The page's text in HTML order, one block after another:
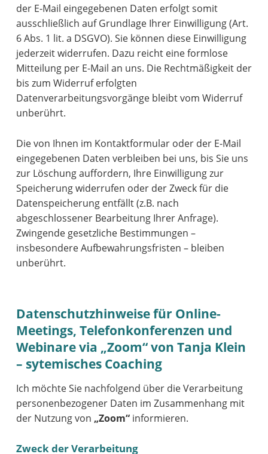
der E-Mail eingegebenen Daten erfolgt somit
ausschließlich auf Grundlage Ihrer Einwilligung (Art.
6 Abs. 1 lit. a DSGVO). Sie können diese Einwilligung
jederzeit widerrufen. Dazu reicht eine formlose
Mitteilung per E-Mail an uns. Die Rechtmäßigkeit der
bis zum Widerruf erfolgten
Datenverarbeitungsvorgänge bleibt vom Widerruf
unberührt.
Die von Ihnen im Kontaktformular oder der E-Mail
eingegebenen Daten verbleiben bei uns, bis Sie uns
zur Löschung auffordern, Ihre Einwilligung zur
Speicherung widerrufen oder der Zweck für die
Datenspeicherung entfällt (z.B. nach
abgeschlossener Bearbeitung Ihrer Anfrage).
Zwingende gesetzliche Bestimmungen –
insbesondere Aufbewahrungsfristen – bleiben
unberührt.
Datenschutzhinweise für Online-
Meetings, Telefonkonferenzen und
Webinare via „Zoom“ von Tanja Klein
– sytemisches Coaching
Ich möchte Sie nachfolgend über die Verarbeitung
personenbezogener Daten im Zusammenhang mit
der Nutzung von „Zoom“informieren.
Zweck der Verarbeitung